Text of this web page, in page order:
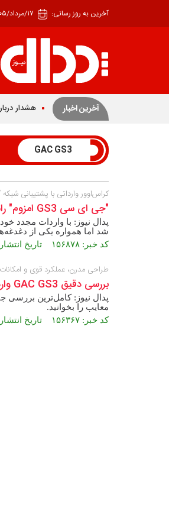
آخرین به روز رسانی: ۱۷/مرداد/۱۴۰۵
آخرین اخبار هشدار
GAC GS3
کراس‌اوور وارداتی با پشتیبانی
"جی ای سی GS3 امزوم" راسا موتور را بشناسید
پدال نیوز: با واردات مجدد
شد اما همواره یکی از
کد خبر: ۱۵۶۸۷۸ تاریخ انتشار : ۱۴۰۴/۰۲/۲۸
طراحی مدرن، عملکرد قوی و
بررسی دقیق GAC GS3 وارداتی راسا موتور +تصاویر
معایب را بخوانید.
کد خبر: ۱۵۶۳۶۷ تاریخ انتشار : ۱۴۰۴/۰۱/۰۸